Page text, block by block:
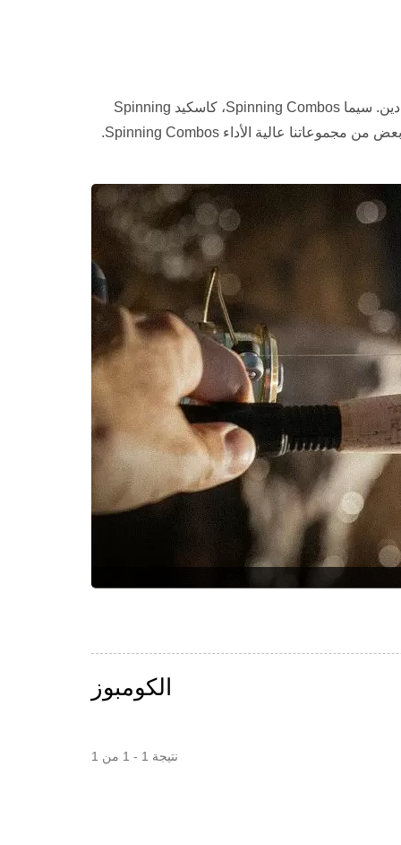
تقدم أوكومّا مجموعة متنوعة من Spinning Combos بتصميم عالي الجودة ومواد وبناء Tech مما يوفر تجربة صيد رائعة للصيادين. سيما Spinning Combos، كاسكيد Spinning
الكومبوز
نتيجة 1 - 1 من 1